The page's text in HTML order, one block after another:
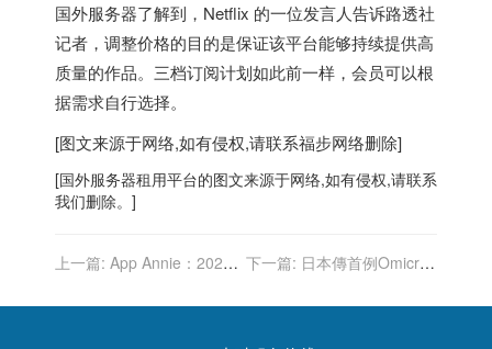
国外服务器了解到，Netflix 的一位发言人告诉路透社
记者， 调整价格的目的是保证该平台能够持续提供高
质量的作品。三档订阅计划如此前一样，会员可以根
据需求自行选择。
[图文来源于网络,如有侵权,请联系福步网络删除]
[国外服务器租用平台的图文来源于网络,如有侵权,请联系
我们删除。]
上一篇: App Annie：2021
小时
下一篇: 日本傳首例Omicron
在疾病